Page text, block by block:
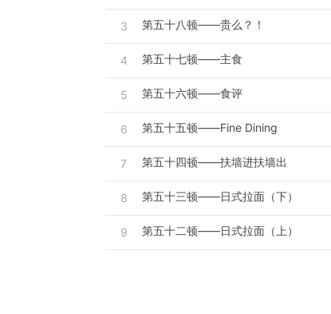
3 第五十八顿——贵么？！
4 第五十七顿——主食
5 第五十六顿——食评
6 第五十五顿——Fine Dining
7 第五十四顿——扶墙进扶墙出
8 第五十三顿——日式拉面（下）
9 第五十二顿——日式拉面（上）